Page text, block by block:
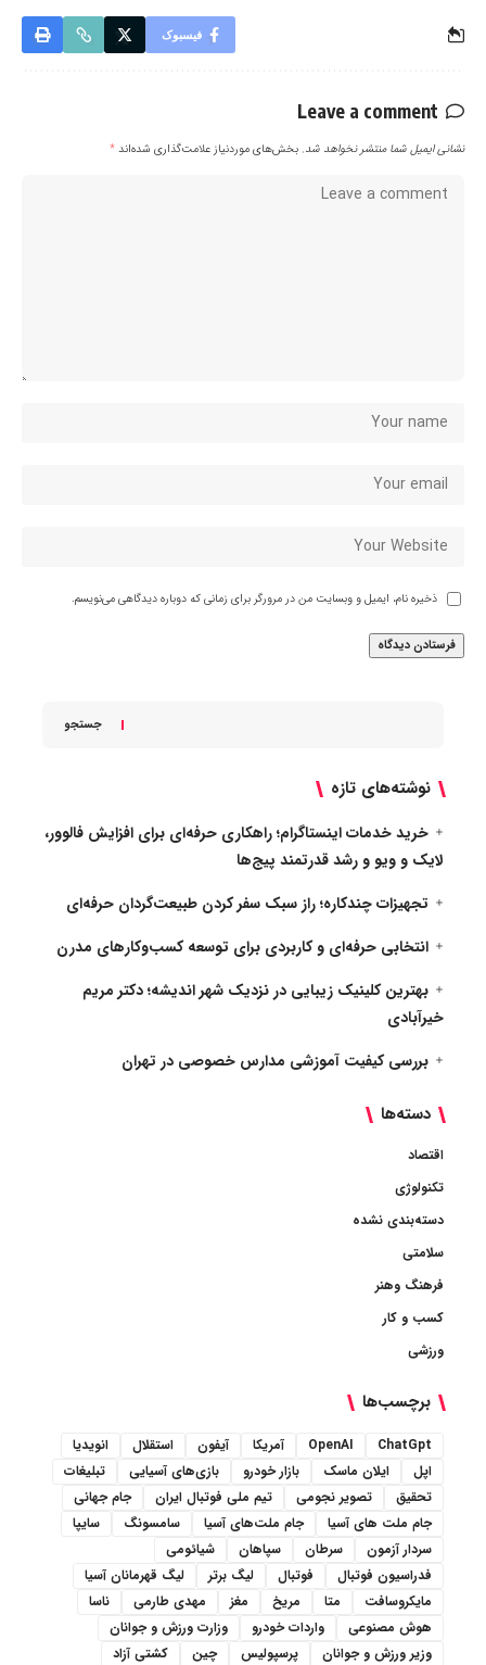
فیسبوک
Leave a comment
نشانی ایمیل شما منتشر نخواهد شد. بخش‌های موردنیاز علامت‌گذاری شده‌اند*
ذخیره نام، ایمیل و وبسایت من در مرورگر برای زمانی که دوباره دیدگاهی می‌نویسم.
جستجو
نوشته‌های تازه
خرید خدمات اینستاگرام؛ راهکاری حرفه‌ای برای افزایش فالوور،
لایک و ویو و رشد قدرتمند پیج‌ها
تجهیزات چندکاره؛ راز سبک سفر کردن طبیعت‌گردان حرفه‌ای
انتخابی حرفه‌ای و کاربردی برای توسعه کسب‌وکارهای مدرن
بهترین کلینیک زیبایی در نزدیک شهر اندیشه؛ دکتر مریم
خیرآبادی
بررسی کیفیت آموزشی مدارس خصوصی در تهران
دسته‌ها
اقتصاد
تکنولوژی
دسته‌بندی نشده
سلامتی
فرهنگ وهنر
کسب و کار
ورزشی
برچسب‌ها
ChatGpt
OpenAI آمریکا آیفون استقلال
انویدیا
اپل
ایلان ماسک بازار خودرو بازی‌های آسیایی
تبلیغات
تحقیق
تصویر نجومی تیم ملی فوتبال ایران
جام جهانی
جام ملت های آسیا
جام ملت‌های آسیا سامسونگ
سایپا
سردار آزمون
سرطان سپاهان
شیائومی
فدراسیون فوتبال
فوتبال لیگ برتر
لیگ قهرمانان آسیا
مایکروسافت
متا مریخ مغز مهدی طارمی
ناسا
هوش مصنوعی
واردات خودرو
وزارت ورزش و جوانان
وزیر ورزش و جوانان
پرسپولیس چین
کشتی آزاد